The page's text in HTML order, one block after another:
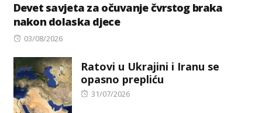
Devet savjeta za očuvanje čvrstog braka
nakon dolaska djece
Posted
03/08/2026
Ratovi u Ukrajini i Iranu se
opasno prepliću
Posted
31/07/2026